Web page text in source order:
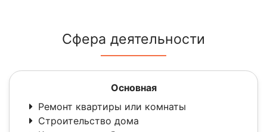
Сфера деятельности
Основная
Ремонт квартиры или комнаты
Строительство дома